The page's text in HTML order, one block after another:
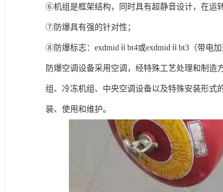
⑥机组是框架结构，同时具有超静音设计，在运
⑦防爆具有强的针对性；
⑧防爆标志：exdmidⅱbt4或exdmidⅱbt3（带电加
防爆空调设备采用空调，经特殊工艺处理和制
组、冷冻机组、中央空调设备以及特殊安装形式
装、使用和维护。